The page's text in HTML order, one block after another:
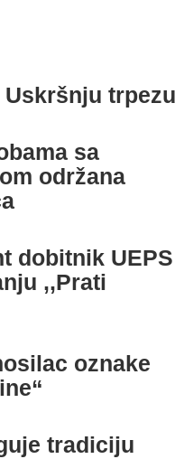
trpezu
sa
održana
dobitnik UEPS
,,Prati
oznake
tradiciju